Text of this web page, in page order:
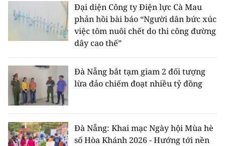
Đại diện Công ty Điện lực Cà Mau
phản hồi bài báo “Người dân bức xúc
việc tôm nuôi chết do thi công đường
dây cao thế”
Đà Nẵng bắt tạm giam 2 đối tượng
lừa đảo chiếm đoạt nhiều tỷ đồng
Đà Nẵng: Khai mạc Ngày hội Mùa hè
số Hòa Khánh 2026 - Hướng tới nền